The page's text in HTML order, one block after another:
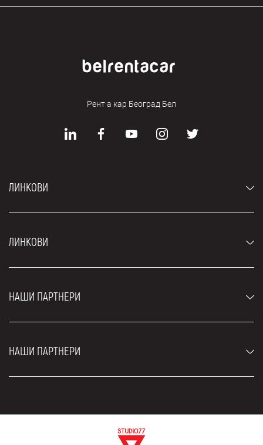
Рент а кар Београд Бел
ЛИНКОВИ
Луксузни аутомобили
ЛИНКОВИ
Блог
НАШИ ПАРТНЕРИ
Рент а кар Београд Роyал
НАШИ ПАРТНЕРИ
ЕДеПро